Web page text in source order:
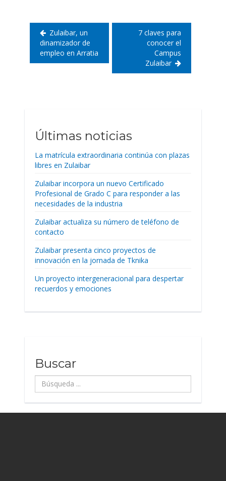
Zulaibar, un
dinamizador de
empleo en Arratia
7 claves para
conocer el
Campus
Zulaibar
Últimas noticias
La matrícula extraordinaria continúa con plazas
libres en Zulaibar
Zulaibar incorpora un nuevo Certificado
Profesional de Grado C para responder a las
necesidades de la industria
Zulaibar actualiza su número de teléfono de
contacto
Zulaibar presenta cinco proyectos de
innovación en la jornada de Tknika
Un proyecto intergeneracional para despertar
recuerdos y emociones
Buscar
Búsqueda
...